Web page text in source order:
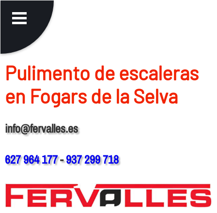
Pulimento de escaleras
en Fogars de la Selva
info@fervalles.es
627 964 177-937 299 718